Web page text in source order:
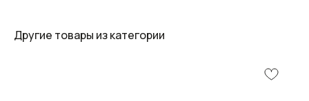
Другие товары из категории